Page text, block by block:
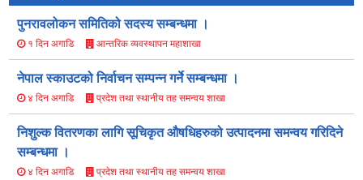
पुनरावलोकन समितिको सदस्य सम्बन्धमा ।
१ दिन अगाडि आन्तरिक व्यवस्थापन महाशाखा
नेपाल स्काउटको निर्वाचन सम्पन्न गर्ने सम्बन्धमा ।
४ दिन अगाडि प्रदेश तथा स्थानीय तह समन्वय शाखा
निशुल्क वितरणका लागि सूचिकृत औषधिहरुको उत्पादनमा समन्वय गरिदिने
सम्बन्धमा ।
४ दिन अगाडि प्रदेश तथा स्थानीय तह समन्वय शाखा